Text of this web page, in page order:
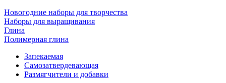
Новогодние наборы для творчества
Наборы для выращивания
Глина
Полимерная глина
Запекаемая
Самозатвердевающая
Размягчители и добавки